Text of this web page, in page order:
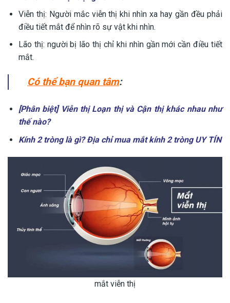
Viễn thị: Người mắc viễn thị khi nhìn xa hay gần đều phải
điều tiết mắt để nhìn rõ sự vật khi nhìn.
Lão thị: người bị lão thị chỉ khi nhìn gần mới cần điều tiết
mắt.
Có thể bạn quan tâm:
[Phân biệt] Viễn thị Loạn thị và Cận thị khác nhau như
thế nào?
Kính 2 tròng là gì? Địa chỉ mua mắt kính 2 tròng UY TÍN
mắt viễn thị